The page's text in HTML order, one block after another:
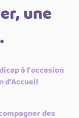
une
à l'occasion
d’Accueil
des